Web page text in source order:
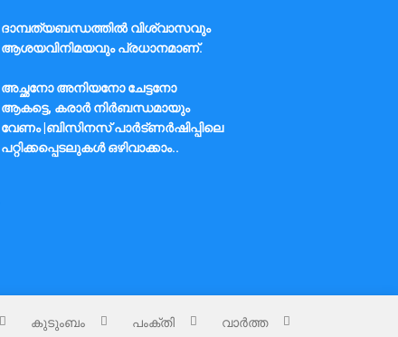
ദാമ്പത്യബന്ധത്തിൽ വിശ്വാസവും
ആശയവിനിമയവും പ്രധാനമാണ്.
അച്ഛനോ അനിയനോ ചേട്ടനോ
ആകട്ടെ, കരാർ നിർബന്ധമായും
വേണം |ബിസിനസ് പാർട്ണർഷിപ്പിലെ
പറ്റിക്കപ്പെടലുകൾ ഒഴിവാക്കാം..
കുടുംബം പംക്തി വാർത്ത